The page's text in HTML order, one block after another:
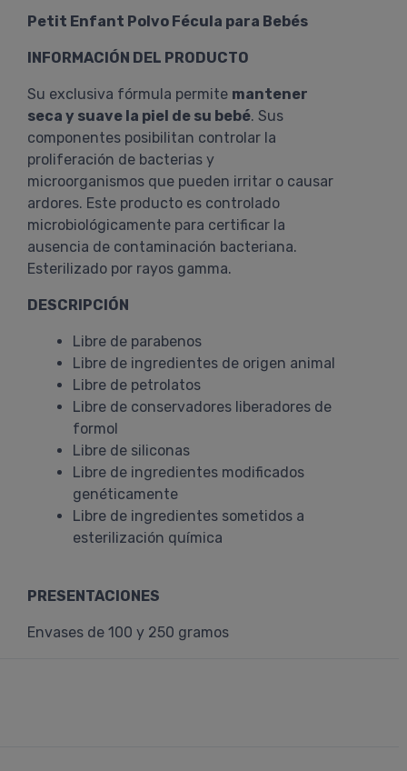
Petit Enfant Polvo Fécula para Bebés
INFORMACIÓN DEL PRODUCTO
Su exclusiva fórmula permite mantener
seca y suave la piel de su bebé. Sus
componentes posibilitan controlar la
proliferación de bacterias y
microorganismos que pueden irritar o causar
ardores. Este producto es controlado
microbiológicamente para certificar la
ausencia de contaminación bacteriana.
Esterilizado por rayos gamma.
DESCRIPCIÓN
Libre de parabenos
Libre de ingredientes de origen animal
Libre de petrolatos
Libre de conservadores liberadores de
formol
Libre de siliconas
Libre de ingredientes modificados
genéticamente
Libre de ingredientes sometidos a
esterilización química
PRESENTACIONES
Envases de 100 y 250 gramos